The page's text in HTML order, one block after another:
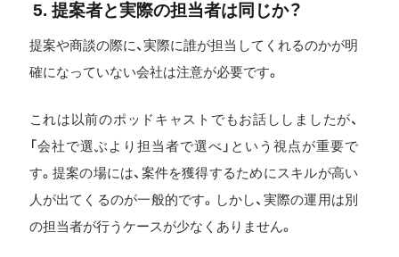
5. 提案者と実際の担当者は同じか？
提案や商談の際に、実際に誰が担当してくれるのかが明
確になっていない会社は注意が必要です。
これは以前のポッドキャストでもお話ししましたが、
「会社で選ぶより担当者で選べ」という視点が重要で
す。提案の場には、案件を獲得するためにスキルが高い
人が出てくるのが一般的です。しかし、実際の運用は別
の担当者が行うケースが少なくありません。